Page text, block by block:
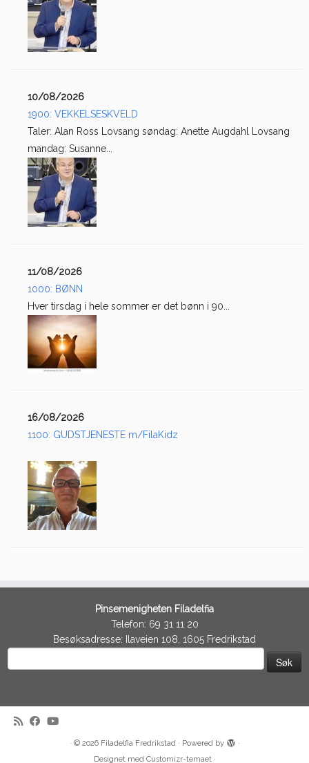
10/08/2026
1900: VEKKELSESKVELD
Taler: Alan Ross Lovsang søndag: Anette Augdahl Lovsang
mandag: Susanne...
11/08/2026
1000: BØNN
Hver tirsdag i hele sommer er det bønn i 90...
16/08/2026
1100: GUDSTJENESTE m/FilaKidz
Pinsemenigheten Filadelfia
Telefon: 69 31 11 20
Besøksadresse: Ilaveien 108, 1605 Fredrikstad
etter:
· © 2026 Filadelfia Fredrikstad · Powered by
·
Designet med Customizr-temaet·